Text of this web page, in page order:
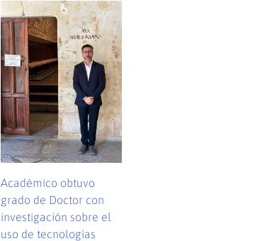
Académico obtuvo
grado de Doctor con
investigación sobre el
uso de tecnologías